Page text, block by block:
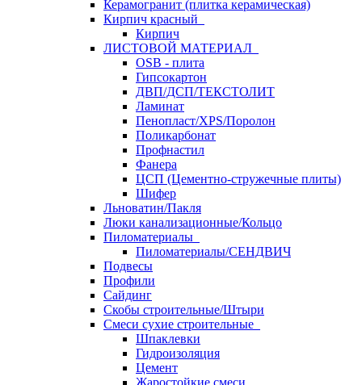
Керамогранит (плитка керамическая)
Кирпич красный
Кирпич
ЛИСТОВОЙ МАТЕРИАЛ
OSB - плита
Гипсокартон
ДВП/ДСП/ТЕКСТОЛИТ
Ламинат
Пенопласт/XPS/Поролон
Поликарбонат
Профнастил
Фанера
ЦСП (Цементно-стружечные плиты)
Шифер
Льноватин/Пакля
Люки канализационные/Кольцо
Пиломатериалы
Пиломатериалы/СЕНДВИЧ
Подвесы
Профили
Сайдинг
Скобы строительные/Штыри
Смеси сухие строительные
Шпаклевки
Гидроизоляция
Цемент
Жаростойкие смеси